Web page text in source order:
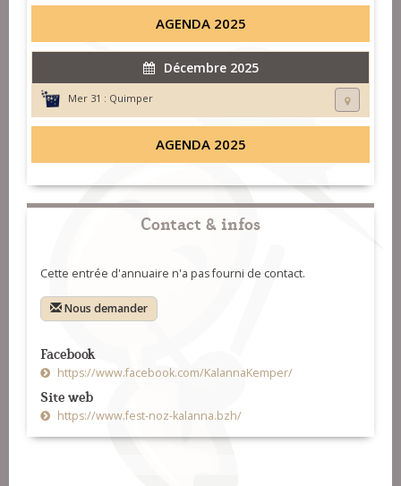
AGENDA 2025
Décembre 2025
Mer 31 : Quimper
AGENDA 2025
Contact & infos
Cette entrée d'annuaire n'a pas fourni de contact.
Nous demander
Facebook
https://www.facebook.com/KalannaKemper/
Site web
https://www.fest-noz-kalanna.bzh/